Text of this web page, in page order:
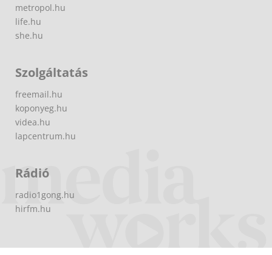
metropol.hu
life.hu
she.hu
Szolgáltatás
freemail.hu
koponyeg.hu
videa.hu
lapcentrum.hu
Rádió
radio1gong.hu
hirfm.hu